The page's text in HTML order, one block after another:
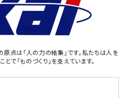
原点は「人の力の結集」です。私たちは人を
で「ものづくり」を支えています。